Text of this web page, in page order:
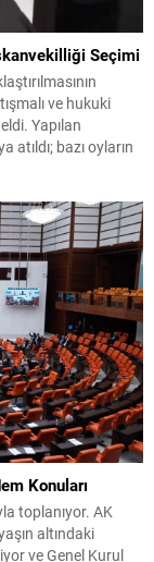
Seçimi
ve hukuki
Yapılan
bazı oyların
parti grupları
Konuları
toplanıyor. AK
altındaki
ve Genel Kurul